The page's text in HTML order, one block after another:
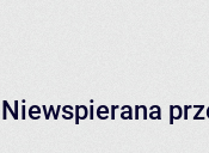
Niewspierana